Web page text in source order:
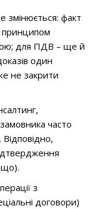
змінюється: факт
принципом
для ПДВ – ще й
один
не закрити
часто
з
договори)